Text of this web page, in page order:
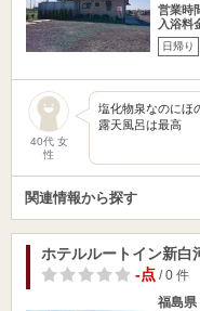
営業時
入浴料
日帰り
40代 女
性
塩化物泉なのにほ
露天風呂は最高
関連情報から探す
ホテルルートイン新白
-点/ 0 件
福島県